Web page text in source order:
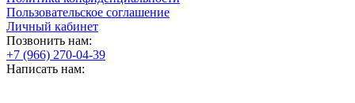
Пользовательское соглашение
Личный кабинет
Позвонить нам:
+7 (966) 270-04-39
Написать нам: